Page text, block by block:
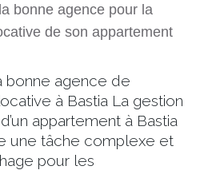
bonne agence pour la
de son appartement
bonne agence de
à Bastia La gestion
appartement à Bastia
une tâche complexe et
pour les